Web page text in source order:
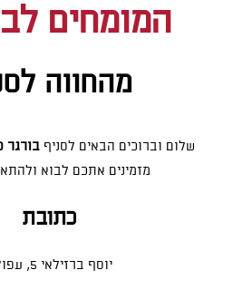
המומחים
מהחווה
שלום וברוכים הבאים לסניףבורגר
מזמינים אתכם לבוא
כתובת
יוסף ברזילאי 5, עפולה